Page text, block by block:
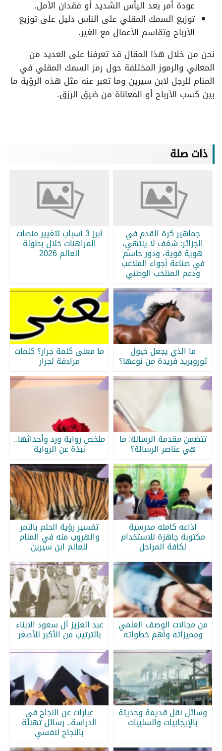
عودة أمر بعد اليأس الشديد أو فقدان الأمل.
توزيع السمك المقلي على الناس دليل على توزيع
الأرباح وتقاسم الأعمال مع الغير.
نحن من خلال هذا المقال قد تعرفنا على العديد من
المعاني والرموز المختلفة حول رمز السمك المقلي في
المنام للرجل لابن سيرين وما تعبر عنه مثل هذه الرؤية ما
بين كسب الأرباح أو المعاناة من ضيق الرزق.
ذات صلة
جماهير كرة القدم في
الجزائر: شغف لا ينتهي،
هوية قوية، ودور حاسم
في صناعة أجواء الملاعب
ودعم المنتخب الوطني
أبرز 3 أسباب لتغيير منصات
المراهنات خلال بطولة
العالم 2026
ما الذي يجعل خيول
ثوروبريد فريدة من نوعها؟
ما معنى كلمة جرار؟ كلمات
مرادفة لجرار
تتضمن مقدمة الرسالة: ما
هي عناصر الرسالة؟
ملخص رواية ورد وأحداثها..
نبذة عن الرواية
اذاعه كامله مدرسية
مكتوبة جاهزة للاستخدام
لكافة المراحل
تفسير رؤية الحلم بالنمر
والهروب منه في المنام
للعالم ابن سيرين
من مجالات الوصف العلمي
ومميزاته وأهم خطواته
عبد العزيز آل سعود الابناء
بالترتيب من الأكبر للأصغر
وسائل نقل قديمة وحديثة
بالإيجابيات والسلبيات
عبارات عن النجاح في
الدراسة.. رسائل تهنئة
بالنجاح لنفسي